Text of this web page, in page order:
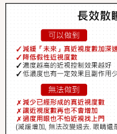
散
劑
對
近
視
有
用
嗎？
副
作
用
有
哪